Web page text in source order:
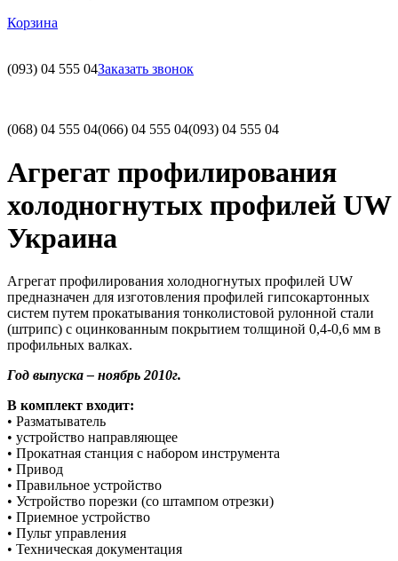
Корзина
(093) 04 555 04Заказать звонок
(068) 04 555 04(066) 04 555 04(093) 04 555 04
Агрегат профилирования
холодногнутых профилей UW
Украина
Агрегат профилирования холодногнутых профилей UW
предназначен для изготовления профилей гипсокартонных
систем путем прокатывания тонколистовой рулонной стали
(штрипс) с оцинкованным покрытием толщиной 0,4-0,6 мм в
профильных валках.
Год выпуска – ноябрь 2010г.
В комплект входит:
• Разматыватель
• устройство направляющее
• Прокатная станция с набором инструмента
• Привод
• Правильное устройство
• Устройство порезки (со штампом отрезки)
• Приемное устройство
• Пульт управления
• Техническая документация